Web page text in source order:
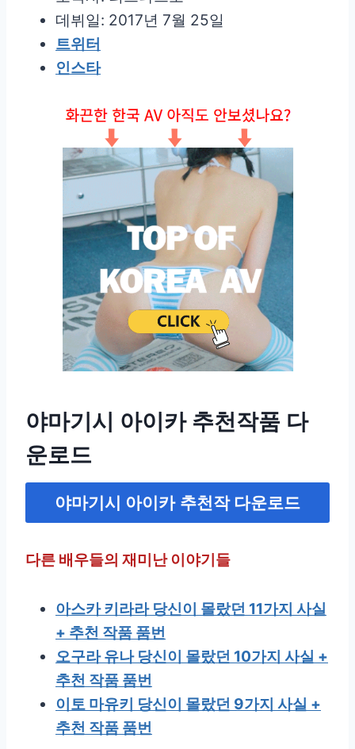
데뷔일: 2017년 7월 25일
트위터
인스타
야마기시 아이카 추천작품 다
운로드
야마기시 아이카 추천작 다운로드
다른 배우들의 재미난 이야기들
아스카 키라라 당신이 몰랐던 11가지 사실
+ 추천 작품 품번
오구라 유나 당신이 몰랐던 10가지 사실 +
추천 작품 품번
이토 마유키 당신이 몰랐던 9가지 사실 +
추천 작품 품번